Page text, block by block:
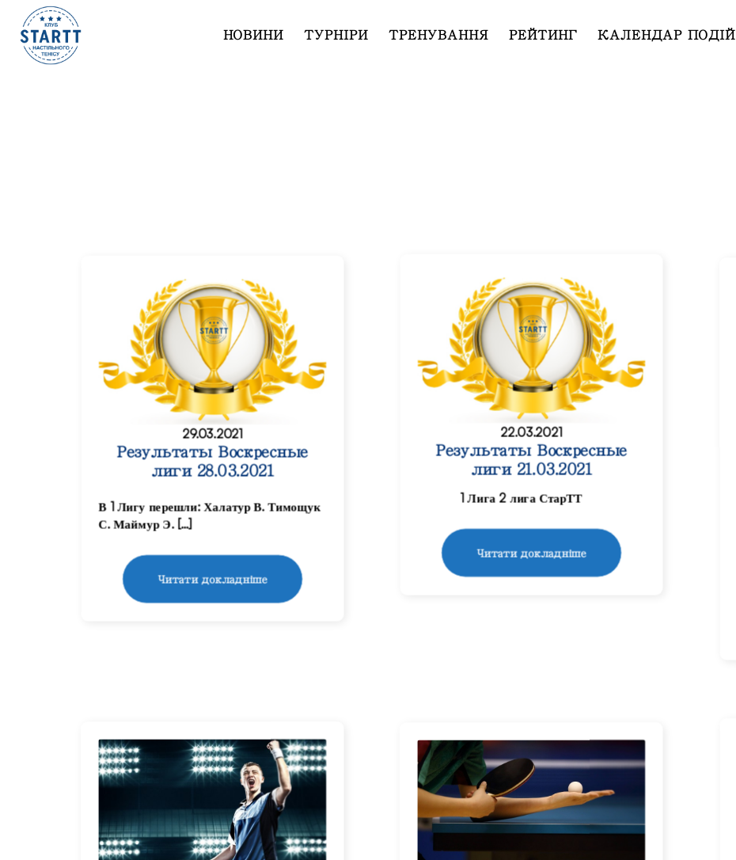
НОВИНИ ТУРНІРИ ТРЕНУВАННЯ РЕЙТИНГ КАЛЕНДАР ПОДІЙ
Воскресные Лиги
29.03.2021
Результаты Воскресные
лиги 28.03.2021
В 1 Лигу перешли: Халатур В. Тимощук
С. Маймур Э. […]
Читати докладніше
22.03.2021
Результаты Воскресные
лиги 21.03.2021
1 Лига 2 лига СтарТТ
Читати докладніше